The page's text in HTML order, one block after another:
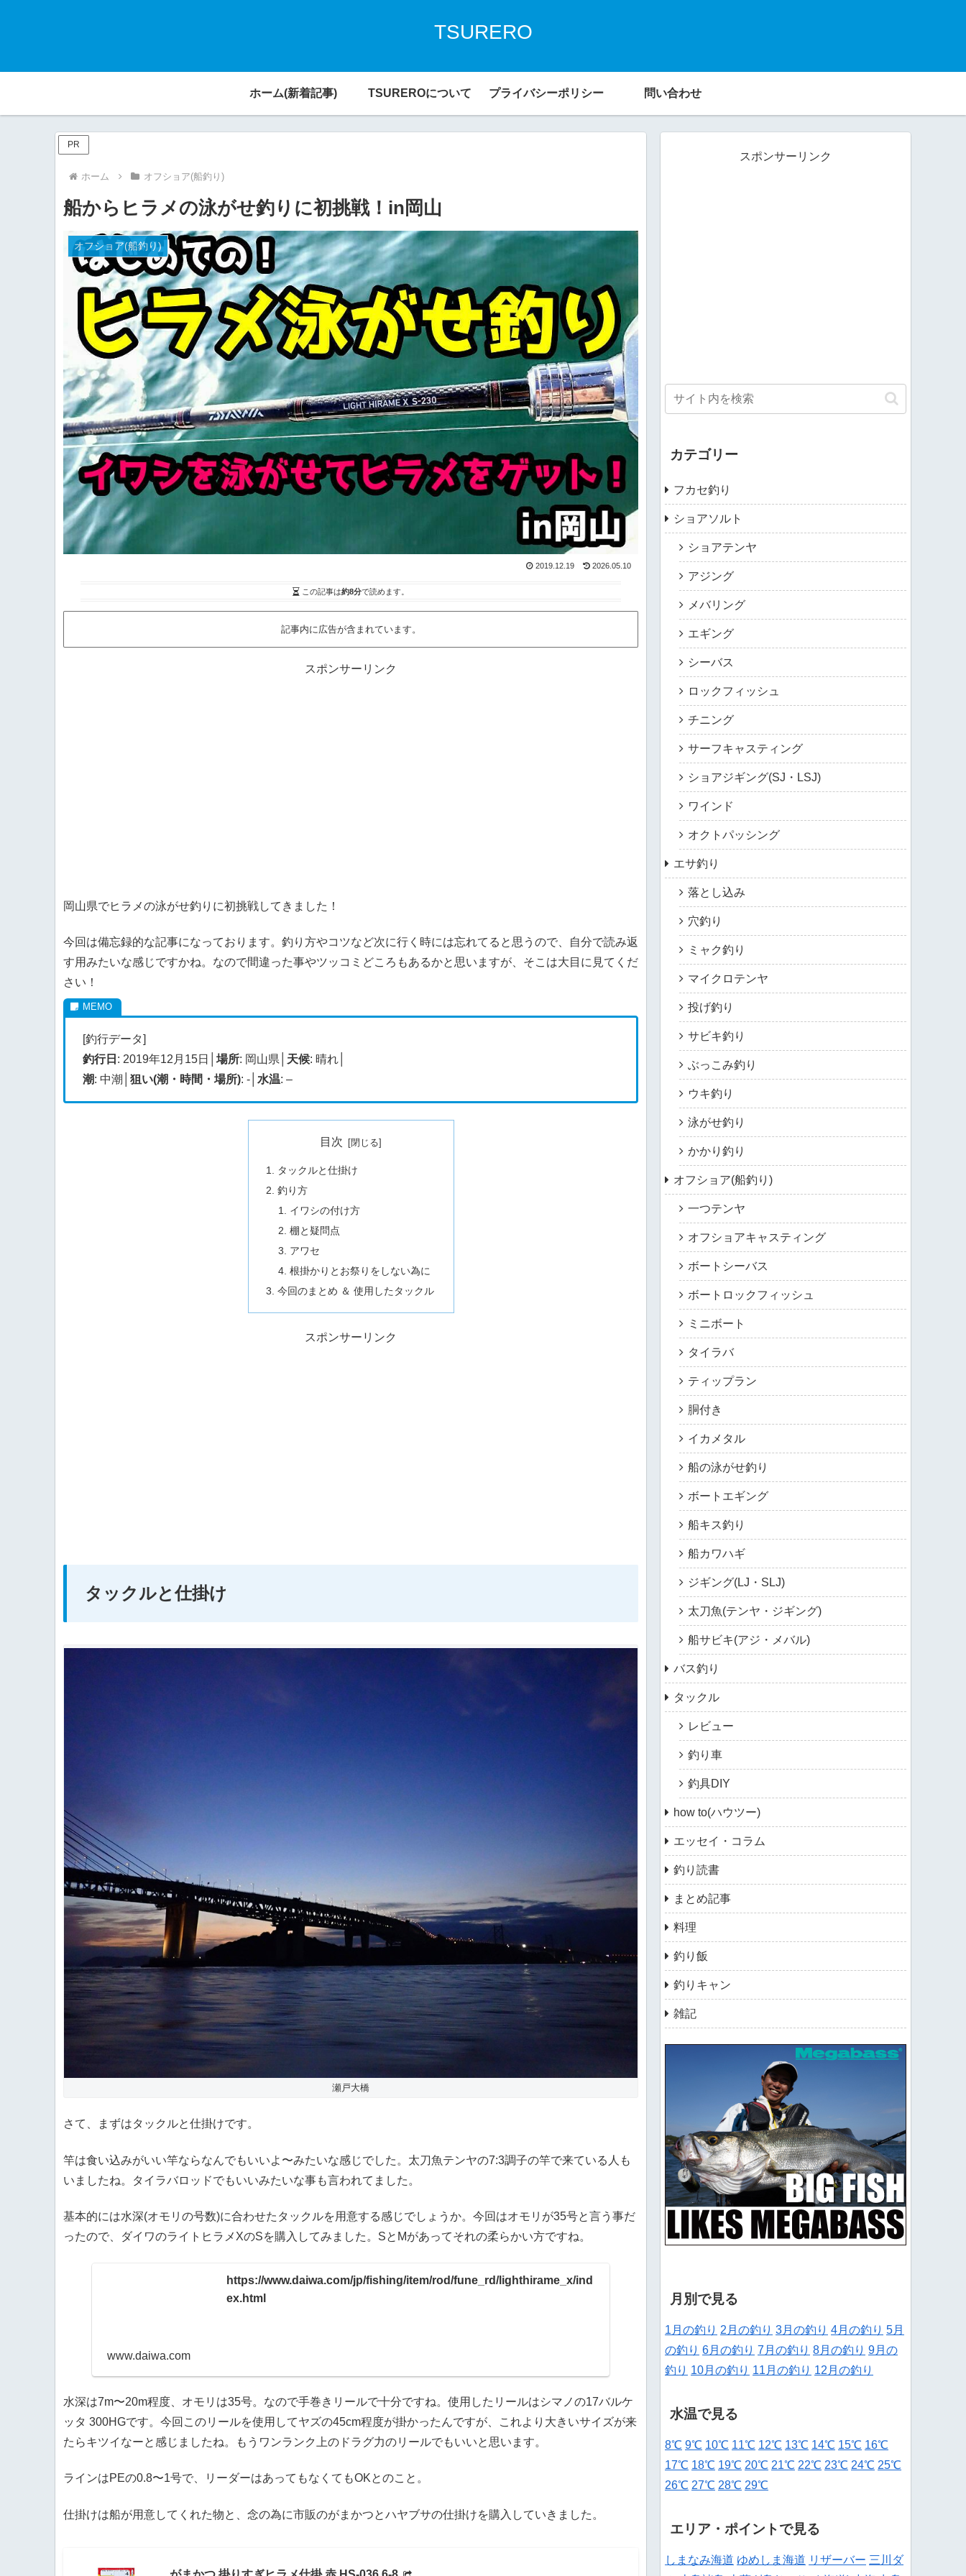
TSURERO
ホーム(新着記事) TSUREROについて プライバシーポリシー 問い合わせ
PR
ホーム オフショア(船釣り)
船からヒラメの泳がせ釣りに初挑戦！in岡山
オフショア(船釣り)
2019.12.19 2026.05.10
この記事は約8分で読めます。
記事内に広告が含まれています。
スポンサーリンク
岡山県でヒラメの泳がせ釣りに初挑戦してきました！
今回は備忘録的な記事になっております。釣り方やコツなど次に行く時には忘れてると思うので、自分で読み返
す用みたいな感じですかね。なので間違った事やツッコミどころもあるかと思いますが、そこは大目に見てくだ
さい！
[釣行データ]
釣行日 : 2019年12月15日│ 場所: 岡山県│ 天候: 晴れ│
潮: 中潮│ 狙い(潮・時間・場所): -│ 水温: –
目次
タックルと仕掛け
釣り方
イワシの付け方
棚と疑問点
アワセ
根掛かりとお祭りをしない為に
今回のまとめ ＆ 使用したタックル
スポンサーリンク
タックルと仕掛け
瀬戸大橋
さて、まずはタックルと仕掛けです。
竿は食い込みがいい竿ならなんでもいいよ〜みたいな感じでした。太刀魚テンヤの7:3調子の竿で来ている人も
いましたね。タイラバロッドでもいいみたいな事も言われてました。
基本的には水深(オモリの号数)に合わせたタックルを用意する感じでしょうか。今回はオモリが35号と言う事だ
ったので、ダイワのライトヒラメXのSを購入してみました。SとMがあってそれの柔らかい方ですね。
https://www.daiwa.com/jp/fishing/item/rod/fune_rd/lighthirame_x/ind
ex.html
www.daiwa.com
水深は7m〜20m程度、オモリは35号。なので手巻きリールで十分ですね。使用したリールはシマノの17バルケ
ッタ 300HGです。今回このリールを使用してヤズの45cm程度が掛かったんですが、これより大きいサイズが来
たらキツイなーと感じましたね。もうワンランク上のドラグ力のリールでもいいと思います。
ラインはPEの0.8〜1号で、リーダーはあってもなくてもOKとのこと。
仕掛けは船が用意してくれた物と、念の為に市販のがまかつとハヤブサの仕掛けを購入していきました。
スポンサーリンク
カテゴリー
フカセ釣り
ショアソルト
ショアテンヤ
アジング
メバリング
エギング
シーバス
ロックフィッシュ
チニング
サーフキャスティング
ショアジギング(SJ・LSJ)
ワインド
オクトパッシング
エサ釣り
落とし込み
穴釣り
ミャク釣り
マイクロテンヤ
投げ釣り
サビキ釣り
ぶっこみ釣り
ウキ釣り
泳がせ釣り
かかり釣り
オフショア(船釣り)
一つテンヤ
オフショアキャスティング
ボートシーバス
ボートロックフィッシュ
ミニボート
タイラバ
ティップラン
胴付き
イカメタル
船の泳がせ釣り
ボートエギング
船キス釣り
船カワハギ
ジギング(LJ・SLJ)
太刀魚(テンヤ・ジギング)
船サビキ(アジ・メバル)
バス釣り
タックル
レビュー
釣り車
釣具DIY
how to(ハウツー)
エッセイ・コラム
釣り読書
まとめ記事
料理
釣り飯
釣りキャン
雑記
月別で見る
1月の釣り 2月の釣り 3月の釣り 4月の釣り 5月
の釣り 6月の釣り 7月の釣り 8月の釣り 9月の
釣り 10月の釣り 11月の釣り 12月の釣り
水温で見る
8℃ 9℃ 10℃ 11℃ 12℃ 13℃ 14℃ 15℃ 16℃
17℃ 18℃ 19℃ 20℃ 21℃ 22℃ 23℃ 24℃ 25℃
26℃ 27℃ 28℃ 29℃
エリア・ポイントで見る
しまなみ海道 ゆめしま海道 リザーバー 三川ダ